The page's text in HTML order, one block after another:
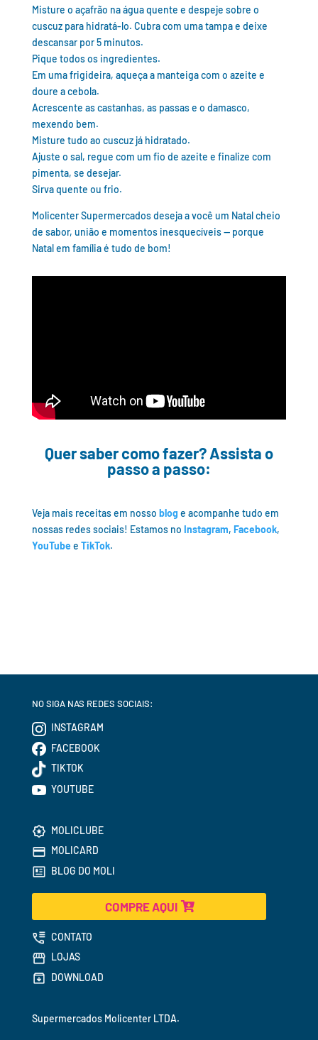
Misture o açafrão na água quente e despeje sobre o
cuscuz para hidratá-lo. Cubra com uma tampa e deixe
descansar por 5 minutos.
Pique todos os ingredientes.
Em uma frigideira, aqueça a manteiga com o azeite e
doure a cebola.
Acrescente as castanhas, as passas e o damasco,
mexendo bem.
Misture tudo ao cuscuz já hidratado.
Ajuste o sal, regue com um fio de azeite e finalize com
pimenta, se desejar.
Sirva quente ou frio.
Molicenter Supermercados deseja a você um Natal cheio
de sabor, união e momentos inesquecíveis — porque
Natal em família é tudo de bom!
Quer saber como fazer? Assista o
passo a passo:
Veja mais receitas em nosso blog e acompanhe tudo em
nossas redes sociais! Estamos no Instagram, Facebook,
YouTube e TikTok.
NO SIGA NAS REDES SOCIAIS:
INSTAGRAM
FACEBOOK
TIKTOK
YOUTUBE
MOLICLUBE
MOLICARD
BLOG DO MOLI
COMPRE AQUI
CONTATO
LOJAS
DOWNLOAD
Supermercados Molicenter LTDA.